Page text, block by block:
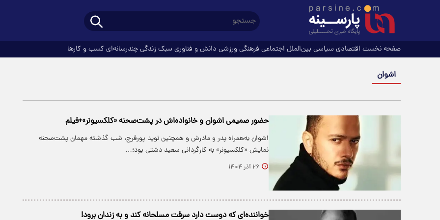
صفحه نخست اقتصادی سیاسی بین‌الملل اجتماعی فرهنگیورزشی دانش و فناوری سبک زندگیچندرسانه‌ای کسب و کارها
اشوان
حضور صمیمی اشوان و خانواده‌اش در پشت‌صحنه «کلکسیونر»+فیلم
اشوان به‌همراه پدر و مادرش و همچنین نوید پورفرج، شب گذشته مهمان پشت‌صحنه
نمایش «کلکسیونر» به کارگردانی سعید دشتی بود؛…
۲۶ آذر ۱۴۰۴
خواننده‌ای که دوست دارد سرقت مسلحانه کند و به زندان برود!